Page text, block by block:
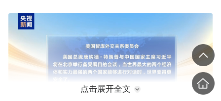
点击展开全文